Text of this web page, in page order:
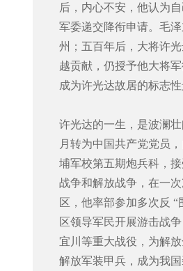
后，内心不安，他认为
军委递交降衔申请。毛
州；五百年后，大将许
越贡献，仍授予他大将
成为许光达故居的标志性
许光达的一生，是波澜
月转为中国共产党党员
埔军校第五期炮兵科，
战争和解放战争，在一
区，他率部参加多次反
区领导军民开展游击战
宜川等重大战役，为解
解放军装甲兵，成为我